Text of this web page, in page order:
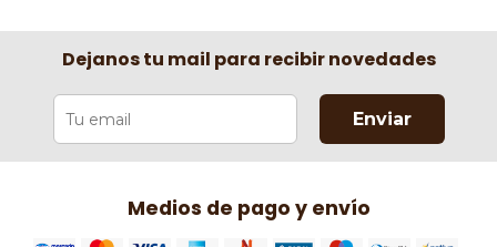
Dejanos tu mail para recibir novedades
Enviar
Medios de pago y envío